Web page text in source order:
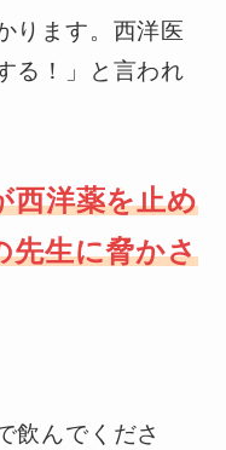
ります。西洋医
る！」と言われ
西洋薬を止め
先生に脅かさ
飲んでくださ